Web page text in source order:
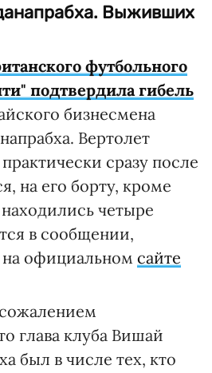
Выживших
футбольного
подтвердила гибель
бизнесмена
Вертолет
сразу после
на его борту, кроме
четыре
в сообщении,
официальном сайте
глава клуба Вишай
был в числе тех, кто